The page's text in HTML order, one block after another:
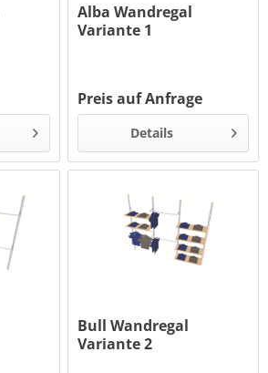
Alba Wandregal
Variante 1
Preis auf Anfrage
Details
Bull Wandregal
Variante 2